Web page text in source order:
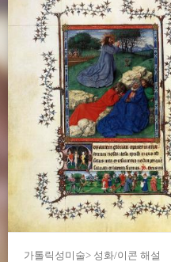
가톨릭성미술> 성화/이콘 해설